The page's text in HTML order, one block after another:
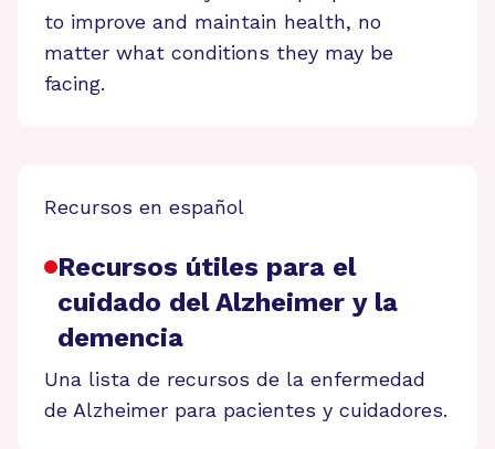
to improve and maintain health, no
matter what conditions they may be
facing.
Recursos en español
Recursos útiles para el
cuidado del Alzheimer y la
demencia
Una lista de recursos de la enfermedad
de Alzheimer para pacientes y cuidadores.